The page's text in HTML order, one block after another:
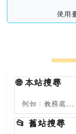
使用
🌐本站搜尋
搜尋本站內容
📂 舊站搜尋